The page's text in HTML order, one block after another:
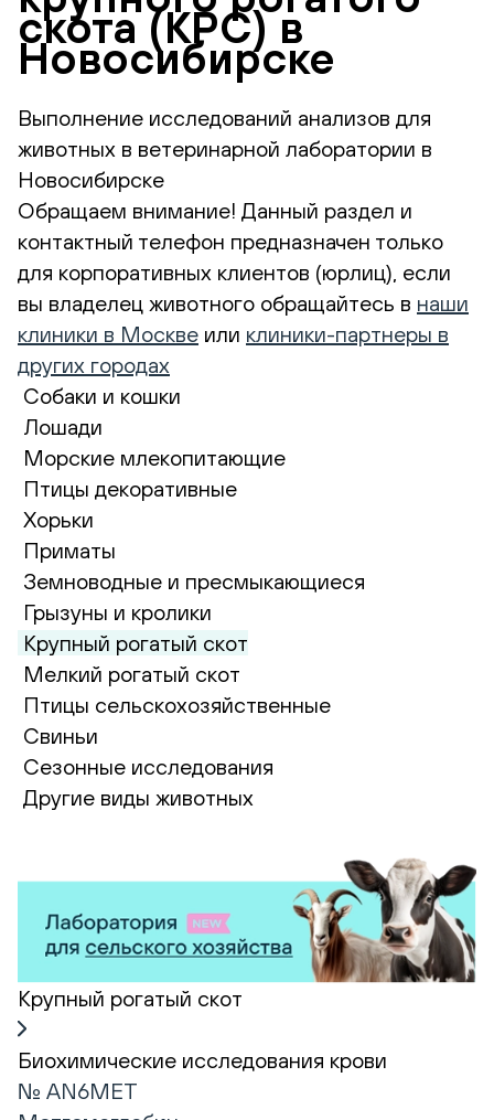
скота (КРС) в
Новосибирске
Выполнение исследований анализов для
животных в ветеринарной лаборатории в
Новосибирске
Обращаем внимание! Данный раздел и
контактный телефон предназначен только
для корпоративных клиентов (юрлиц), если
вы владелец животного обращайтесь в наши
клиники в Москве или клиники-партнеры в
других городах
Собаки и кошки
Лошади
Морские млекопитающие
Птицы декоративные
Хорьки
Приматы
Земноводные и пресмыкающиеся
Грызуны и кролики
Крупный рогатый скот
Мелкий рогатый скот
Птицы сельскохозяйственные
Свиньи
Сезонные исследования
Другие виды животных
Крупный рогатый скот
Биохимические исследования крови
№ AN6MET